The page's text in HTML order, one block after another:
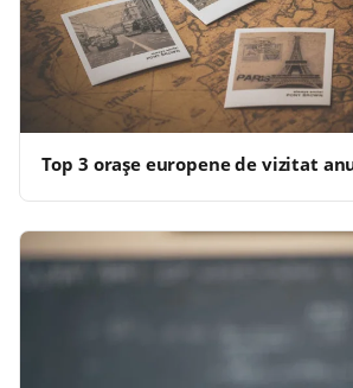
Top 3 orașe europene de vizitat